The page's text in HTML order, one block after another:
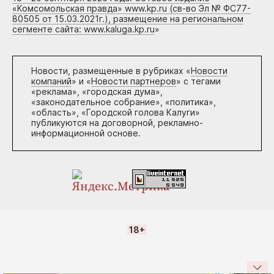
«Комсомольская правда» www.kp.ru (св-во Эл № ФС77-
80505 от 15.03.2021г.), размещение на региональном
сегменте сайта: www.kaluga.kp.ru»
Новости, размещенные в рубриках «Новости
компаний» и «Новости партнеров» с тегами
«реклама», «городская дума»,
«законодательное собрание», «политика»,
«область», «Городской голова Калуги»
публикуются на договорной, рекламно-
информационной основе.
18+